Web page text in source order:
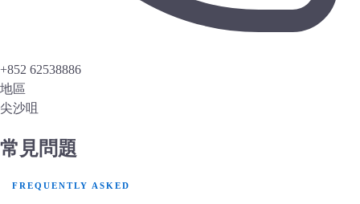
+852 62538886
地區
尖沙咀
常見問題
FREQUENTLY ASKED